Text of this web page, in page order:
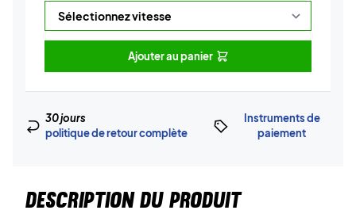
Ajouter au panier
30 jours
politique de retour complète
Instruments de
paiement
DESCRIPTION DU PRODUIT